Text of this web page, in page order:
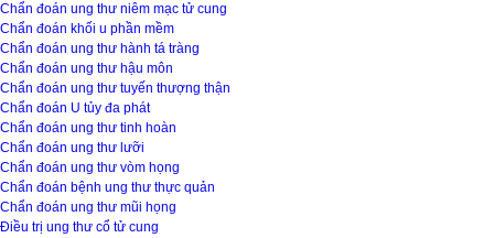
Chẩn đoán ung thư niêm mạc tử cung
Chẩn đoán khối u phần mềm
Chẩn đoán ung thư hành tá tràng
Chẩn đoán ung thư hậu môn
Chẩn đoán ung thư tuyến thượng thận
Chẩn đoán U tủy đa phát
Chẩn đoán ung thư tinh hoàn
Chẩn đoán ung thư lưỡi
Chẩn đoán ung thư vòm họng
Chẩn đoán bệnh ung thư thực quản
Chẩn đoán ung thư mũi họng
Điều trị ung thư cổ tử cung